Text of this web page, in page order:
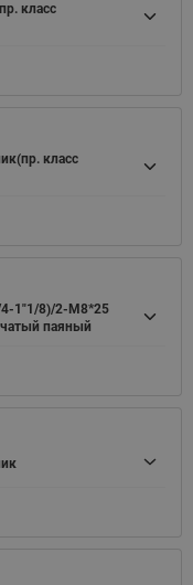
класс
класс
4-1"1/8)/2-M8*25
паяный